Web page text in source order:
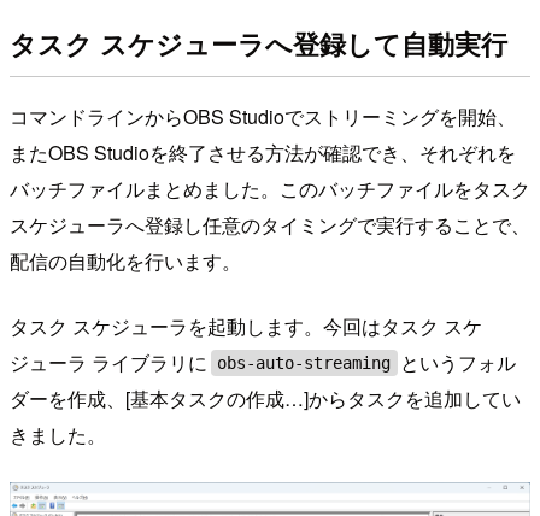
タスク スケジューラへ登録して自動実行
コマンドラインからOBS Studioでストリーミングを開始、
またOBS Studioを終了させる方法が確認でき、それぞれを
バッチファイルまとめました。このバッチファイルをタスク
スケジューラへ登録し任意のタイミングで実行することで、
配信の自動化を行います。
タスク スケジューラを起動します。今回はタスク スケ
ジューラ ライブラリに
obs-auto-streaming
というフォル
ダーを作成、[基本タスクの作成…]からタスクを追加してい
きました。